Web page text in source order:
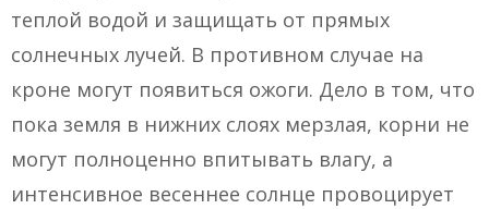
теплой водой и защищать от прямых
солнечных лучей. В противном случае на
кроне могут появиться ожоги. Дело в том, что
пока земля в нижних слоях мерзлая, корни не
могут полноценно впитывать влагу, а
интенсивное весеннее солнце провоцирует